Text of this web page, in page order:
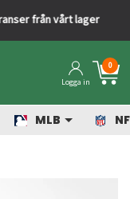
lager
Logga in
0
MLB